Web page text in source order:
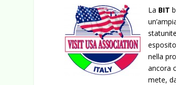
La BIT
nella
ancora
mete,